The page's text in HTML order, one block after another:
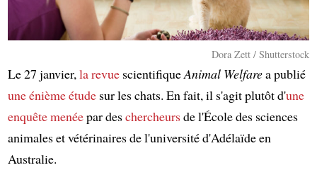
Dora Zett / Shutterstock
Le 27 janvier,la revuescientifiqueAnimal Welfarea publié
une énième étudesur les chats. En fait, il s'agit plutôt d'une
enquêtemenéepar deschercheursde l'École des sciences
animales et vétérinaires de l'université d'Adélaïde en
Australie.